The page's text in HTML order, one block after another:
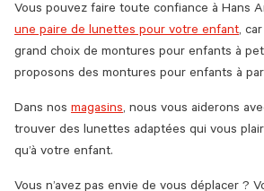
Vous pouvez faire toute confiance à Hans
une paire de lunettes pour votre enfant,
grand choix de montures pour enfants à
proposons des montures pour enfants à
Dans nos magasins, nous vous aiderons
trouver des lunettes adaptées qui vous
qu’à votre enfant.
Vous n’avez pas envie de vous déplacer ?